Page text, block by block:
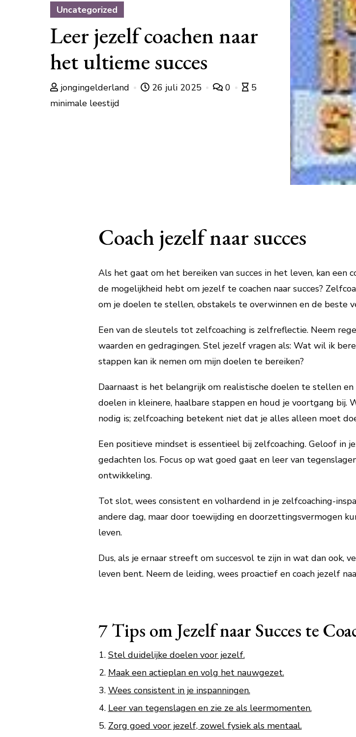
Uncategorized
Leer jezelf coachen naar
het ultieme succes
jongingelderland 26 juli 2025 0
5
minimale leestijd
Coach jezelf naar succes
Als het gaat om het bereiken van succes in het leven, kan een
de mogelijkheid hebt om jezelf te coachen naar succes?
om je doelen te stellen, obstakels te overwinnen en de beste
Een van de sleutels tot zelfcoaching is zelfreflectie. Neem
waarden en gedragingen. Stel jezelf vragen als: Wat wil ik
stappen kan ik nemen om mijn doelen te bereiken?
Daarnaast is het belangrijk om realistische doelen te stellen
doelen in kleinere, haalbare stappen en houd je voortgang
nodig is; zelfcoaching betekent niet dat je alles alleen moet
Een positieve mindset is essentieel bij zelfcoaching. Geloof in
gedachten los. Focus op wat goed gaat en leer van
ontwikkeling.
Tot slot, wees consistent en volhardend in je zelfcoaching-
andere dag, maar door toewijding en doorzettingsvermogen
leven.
Dus, als je ernaar streeft om succesvol te zijn in wat dan ook,
leven bent. Neem de leiding, wees proactief en coach jezelf
7 Tips om Jezelf naar Succes te
Stel duidelijke doelen voor jezelf.
Maak een actieplan en volg het nauwgezet.
Wees consistent in je inspanningen.
Leer van tegenslagen en zie ze als leermomenten.
Zorg goed voor jezelf, zowel fysiek als mentaal.